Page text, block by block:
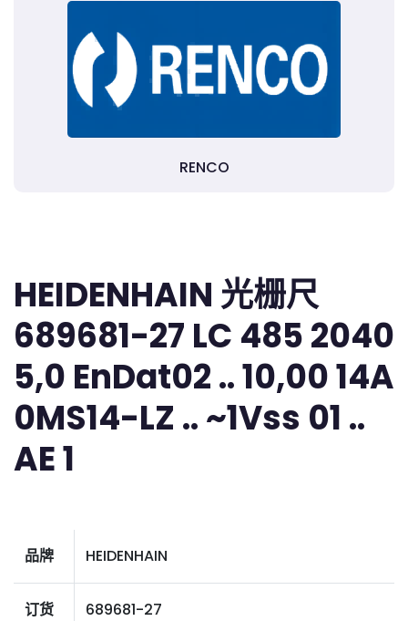
RENCO
HEIDENHAIN 光栅尺
689681-27 LC 485 2040
5,0 EnDat02 .. 10,00 14A
0MS14-LZ .. ~1Vss 01 ..
AE 1
品牌 HEIDENHAIN
订货
689681-27